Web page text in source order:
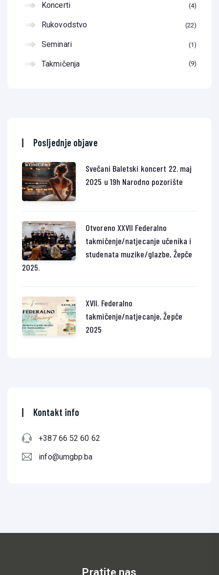
Koncerti 4
Rukovodstvo 22
Seminari 1
Takmičenja 9
Posljednje objave
Svečani Baletski koncert 22. maj
2025 u 19h Narodno pozorište
Otvoreno XXVII Federalno
takmičenje/natjecanje učenika i
studenata muzike/glazbe, Žepče
2025.
XVII. Federalno
takmičenje/natjecanje, Žepče
2025
Kontakt info
+387 66 52 60 62
info@umgbp.ba
Pratite nas